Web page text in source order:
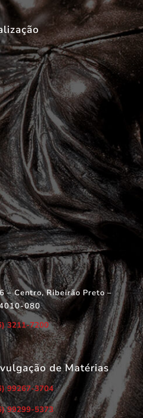
– Centro, Ribeirão Preto –
080
3211-7200
de Matérias
99267-3704
99299-5373